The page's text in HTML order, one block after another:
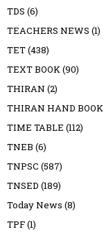
TDS (6)
TEACHERS NEWS (1)
TET(438)
TEXT BOOK(90)
THIRAN (2)
THIRAN HAND BOOK
TIME TABLE (112)
TNEB (6)
TNPSC (587)
TNSED (189)
Today News (8)
TPF(1)